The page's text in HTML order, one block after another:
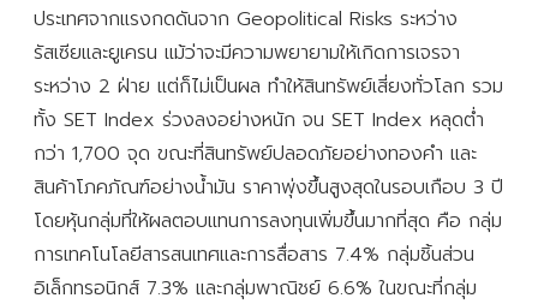
ประเทศจากแรงกดดันจาก Geopolitical Risks ระหว่าง
รัสเซียและยูเครน แม้ว่าจะมีความพยายามให้เกิดการเจรจา
ระหว่าง 2 ฝ่าย แต่ก็ไม่เป็นผล ทำให้สินทรัพย์เสี่ยงทั่วโลก รวม
ทั้ง SET Index ร่วงลงอย่างหนัก จน SET Index หลุดต่ำ
กว่า 1,700 จุด ขณะที่สินทรัพย์ปลอดภัยอย่างทองคำ และ
สินค้าโภคภัณฑ์อย่างน้ำมัน ราคาพุ่งขึ้นสูงสุดในรอบเกือบ 3 ปี
โดยหุ้นกลุ่มที่ให้ผลตอบแทนการลงทุนเพิ่มขึ้นมากที่สุด คือ กลุ่ม
การเทคโนโลยีสารสนเทศและการสื่อสาร 7.4% กลุ่มชิ้นส่วน
อิเล็กทรอนิกส์ 7.3% และกลุ่มพาณิชย์ 6.6% ในขณะที่กลุ่ม